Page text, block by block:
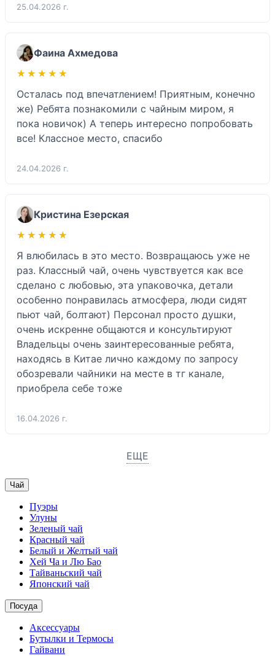
25.04.2026 г.
Фаина Ахмедова
★★★★★
★★★★★
Осталась под впечатлением! Приятным, конечно
же) Ребята познакомили с чайным миром, я
пока новичок) А теперь интересно попробовать
все! Классное место, спасибо
24.04.2026 г.
Кристина Езерская
★★★★★
★★★★★
Я влюбилась в это место. Возвращаюсь уже не
раз. Классный чай, очень чувствуется как все
сделано с любовью, эта упаковочка, детали
особенно понравилась атмосфера, люди сидят
пьют чай, болтают) Персонал просто душки,
очень искренне общаются и консультируют
Владельцы очень заинтересованные ребята,
находясь в Китае лично каждому по запросу
обозревали чайники на месте в тг канале,
приобрела себе тоже
16.04.2026 г.
ЕЩЕ
Чай
Пуэры
Улуны
Зеленый чай
Красный чай
Белый и Желтый чай
Хей Ча и Лю Бао
Тайваньский чай
Японский чай
Посуда
Аксессуары
Бутылки и Термосы
Гайвани